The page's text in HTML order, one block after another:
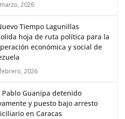
2026
Tiempo Lagunillas
hoja de ruta política para la
económica y social de
2026
Pablo Guanipa detenido
y puesto bajo arresto
en Caracas